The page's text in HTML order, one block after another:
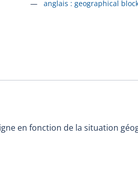
Accéder à la fiche en
anglais : geographical
en fonction de la situation